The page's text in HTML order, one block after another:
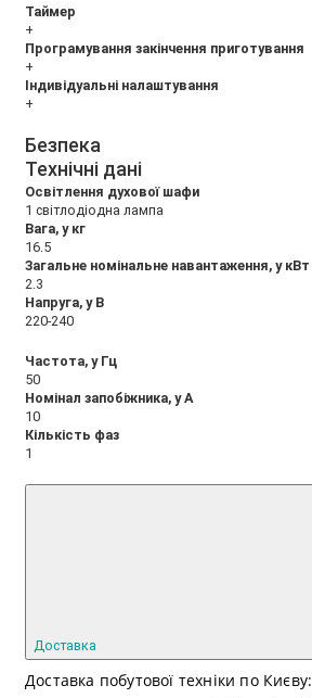
Таймер
+
Програмування закінчення приготування
+
Індивідуальні налаштування
+
Безпека
Технічні дані
Освітлення духової шафи
1 світлодіодна лампа
Вага, у кг
16.5
Загальне номінальне навантаження, у кВт
2.3
Напруга, у В
220-240
Частота, у Гц
50
Номінал запобіжника, у А
10
Кількість фаз
1
Доставка
Доставка побутової техніки по Києву: